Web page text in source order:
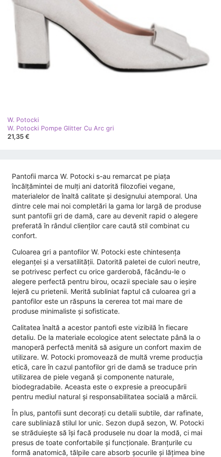
W. Potocki
W. Potocki Pompe Glitter Cu Arc gri
21,35 €
Pantofii marca W. Potocki s-au remarcat pe piața
încălțămintei de mulți ani datorită filozofiei vegane,
materialelor de înaltă calitate și designului atemporal. Una
dintre cele mai noi completări la gama lor largă de produse
sunt pantofii gri de damă, care au devenit rapid o alegere
preferată în rândul clienților care caută stil combinat cu
confort.
Culoarea gri a pantofilor W. Potocki este chintesența
eleganței și a versatilității. Datorită paletei de culori neutre,
se potrivesc perfect cu orice garderobă, făcându-le o
alegere perfectă pentru birou, ocazii speciale sau o ieșire
lejeră cu prietenii. Merită subliniat faptul că culoarea gri a
pantofilor este un răspuns la cererea tot mai mare de
produse minimaliste și sofisticate.
Calitatea înaltă a acestor pantofi este vizibilă în fiecare
detaliu. De la materiale ecologice atent selectate până la o
manoperă perfectă menită să asigure un confort maxim de
utilizare. W. Potocki promovează de multă vreme producția
etică, care în cazul pantofilor gri de damă se traduce prin
utilizarea de piele vegană și componente naturale,
biodegradabile. Aceasta este o expresie a preocupării
pentru mediul natural și responsabilitatea socială a mărcii.
În plus, pantofii sunt decorați cu detalii subtile, dar rafinate,
care subliniază stilul lor unic. Sezon după sezon, W. Potocki
se străduiește să își facă produsele nu doar la modă, ci mai
presus de toate confortabile și funcționale. Branțurile cu
formă anatomică, tălpile care absorb șocurile și lățimea bine